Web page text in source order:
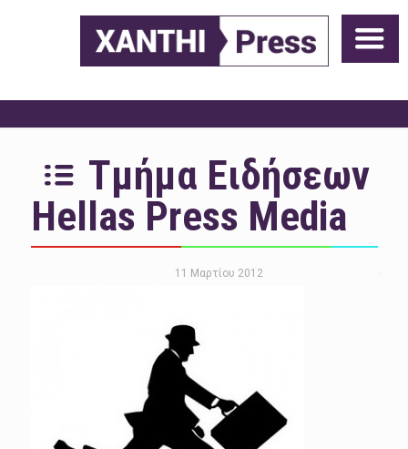
Τμήμα Ειδήσεων
Hellas Press Media
11 Μαρτίου 2012